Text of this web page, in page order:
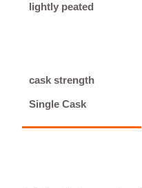
lightly peated
cask strength
Single Cask